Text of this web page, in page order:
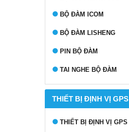
BỘ ĐÀM ICOM
BỘ ĐÀM LISHENG
PIN BỘ ĐÀM
TAI NGHE BỘ ĐÀM
THIẾT BỊ ĐỊNH VỊ GPS
THIẾT BỊ ĐỊNH VỊ GPS